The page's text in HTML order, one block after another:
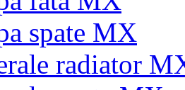
spate MX
radiator